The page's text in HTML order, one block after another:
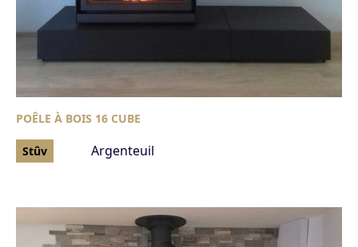
POÊLE À BOIS 16 CUBE
Stûv Argenteuil